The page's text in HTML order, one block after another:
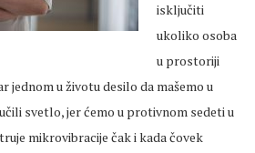
isključiti
ukoliko osoba
u prostoriji
jednom u životu desilo da mašemo u
svetlo, jer ćemo u protivnom sedeti u
mikrovibracije čak i kada čovek